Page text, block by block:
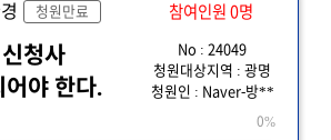
청원만료 참여인원 0명
청사
어야 한다.
No : 24049
청원대상지역 : 광명
청원인 : Naver-방**
0%